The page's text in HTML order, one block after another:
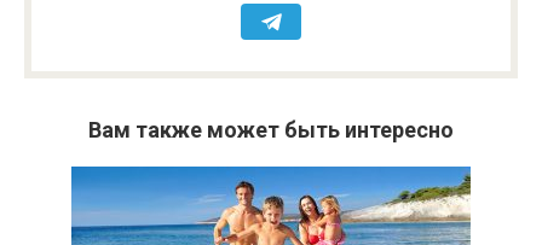
Вам также может быть интересно